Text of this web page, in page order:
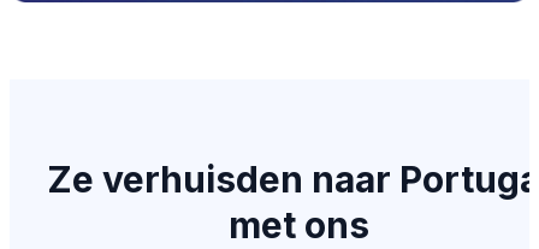
Ze verhuisden naar
met ons